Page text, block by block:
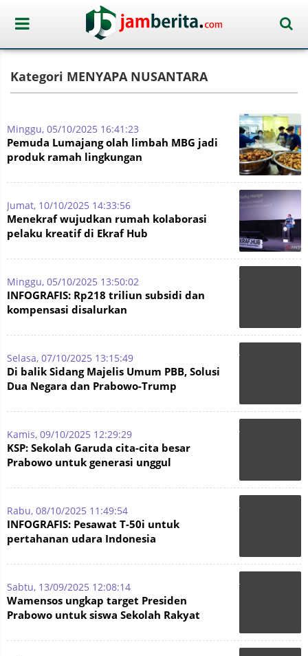
Kategori MENYAPA NUSANTARA
Minggu, 05/10/2025 16:41:23
Pemuda Lumajang olah limbah MBG jadi
produk ramah lingkungan
Jumat, 10/10/2025 14:33:56
Menekraf wujudkan rumah kolaborasi
pelaku kreatif di Ekraf Hub
Minggu, 05/10/2025 13:50:02
INFOGRAFIS: Rp218 triliun subsidi dan
kompensasi disalurkan
Selasa, 07/10/2025 13:15:49
Di balik Sidang Majelis Umum PBB, Solusi
Dua Negara dan Prabowo-Trump
Kamis, 09/10/2025 12:29:29
KSP: Sekolah Garuda cita-cita besar
Prabowo untuk generasi unggul
Rabu, 08/10/2025 11:49:54
INFOGRAFIS: Pesawat T-50i untuk
pertahanan udara Indonesia
Sabtu, 13/09/2025 12:08:14
Wamensos ungkap target Presiden
Prabowo untuk siswa Sekolah Rakyat